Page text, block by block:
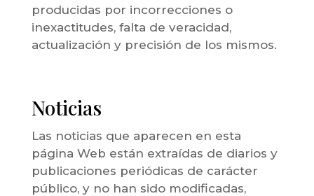
producidas por incorrecciones o
inexactitudes, falta de veracidad,
actualización y precisión de los mismos.
Noticias
Las noticias que aparecen en esta
página Web están extraídas de diarios y
publicaciones periódicas de carácter
público, y no han sido modificadas,